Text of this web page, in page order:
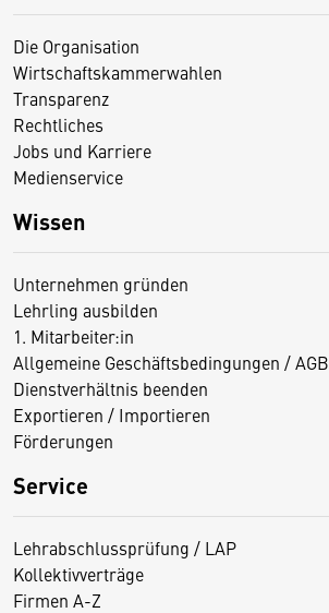
Die Organisation
Wirtschaftskammerwahlen
Transparenz
Rechtliches
Jobs und Karriere
Medienservice
Wissen
Unternehmen gründen
Lehrling ausbilden
1. Mitarbeiter:in
Allgemeine Geschäftsbedingungen / AGB
Dienstverhältnis beenden
Exportieren / Importieren
Förderungen
Service
Lehrabschlussprüfung / LAP
Kollektivverträge
Firmen A-Z